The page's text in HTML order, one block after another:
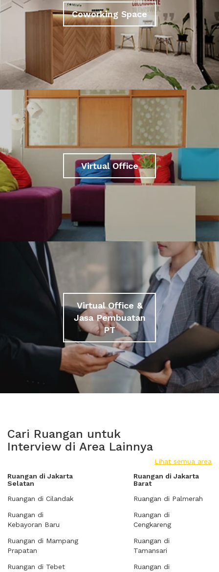
Coworking Space
Virtual Office
Virtual Office &
Jasa Pembuatan
PT
Cari Ruangan untuk
Interview di Area Lainnya
Lihat semua area
Ruangan di Jakarta
Selatan
Ruangan di Cilandak
Ruangan di
Kebayoran Baru
Ruangan di Mampang
Prapatan
Ruangan di Tebet
Ruangan di Jakarta
Barat
Ruangan di Palmerah
Ruangan di
Cengkareng
Ruangan di
Tamansari
Ruangan di